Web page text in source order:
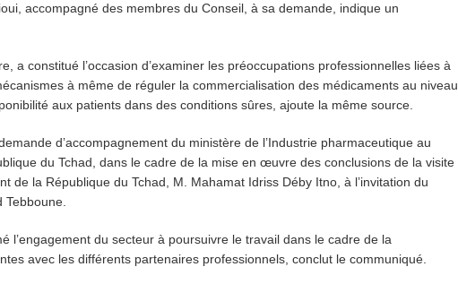
accompagné des membres du Conseil, à sa demande, indique un
a constitué l’occasion d’examiner les préoccupations professionnelles liées à
à même de réguler la commercialisation des médicaments au niveau
aux patients dans des conditions sûres, ajoute la même source.
d’accompagnement du ministère de l’Industrie pharmaceutique au
du Tchad, dans le cadre de la mise en œuvre des conclusions de la visite
de la République du Tchad, M. Mahamat Idriss Déby Itno, à l’invitation du
l’engagement du secteur à poursuivre le travail dans le cadre de la
avec les différents partenaires professionnels, conclut le communiqué.